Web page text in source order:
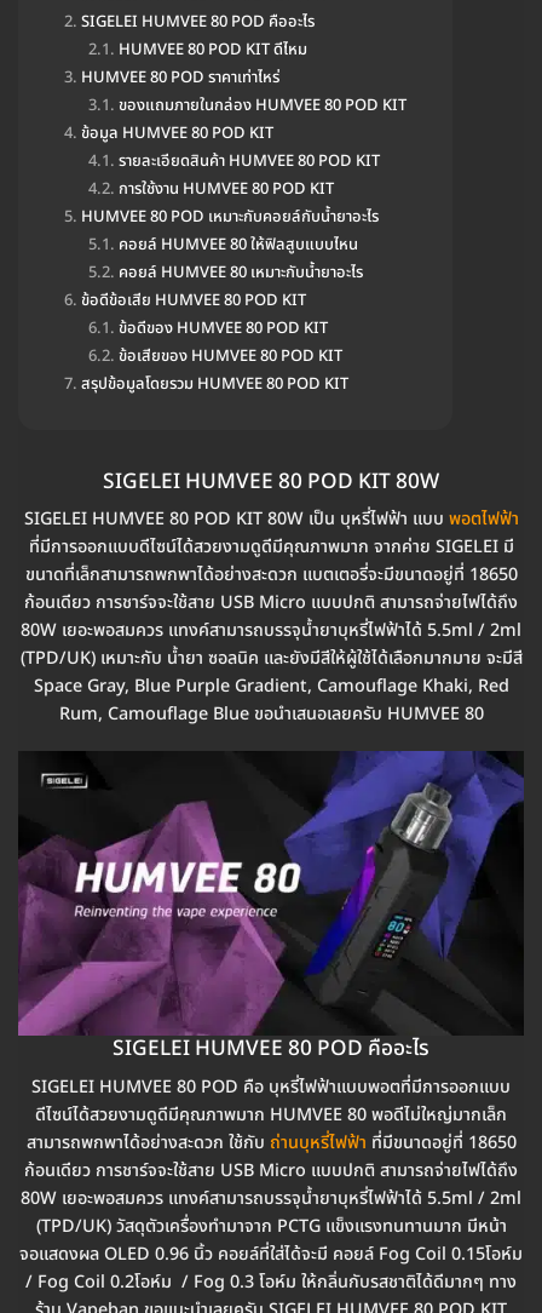
SIGELEI HUMVEE 80 POD คืออะไร
HUMVEE 80 POD KIT ดีไหม
HUMVEE 80 POD ราคาเท่าไหร่
ของแถมภายในกล่อง HUMVEE 80 POD KIT
ข้อมูล HUMVEE 80 POD KIT
รายละเอียดสินค้า HUMVEE 80 POD KIT
การใช้งาน HUMVEE 80 POD KIT
HUMVEE 80 POD เหมาะกับคอยล์กับน้ำยาอะไร
คอยล์ HUMVEE 80 ให้ฟิลสูบแบบไหน
คอยล์ HUMVEE 80 เหมาะกับน้ำยาอะไร
ข้อดีข้อเสีย HUMVEE 80 POD KIT
ข้อดีของ HUMVEE 80 POD KIT
ข้อเสียของ HUMVEE 80 POD KIT
สรุปข้อมูลโดยรวม HUMVEE 80 POD KIT
SIGELEI HUMVEE 80 POD KIT 80W
SIGELEI HUMVEE 80 POD KIT 80W เป็น บุหรี่ไฟฟ้า แบบ พอตไฟฟ้า
ที่มีการออกแบบดีไซน์ได้สวยงามดูดีมีคุณภาพมาก จากค่าย SIGELEI มี
ขนาดที่เล็กสามารถพกพาได้อย่างสะดวก แบตเตอรี่จะมีขนาดอยู่ที่ 18650
ก้อนเดียว การชาร์จจะใช้สาย USB Micro แบบปกติ สามารถจ่ายไฟได้ถึง
80W เยอะพอสมควร แทงค์สามารถบรรจุน้ำยาบุหรี่ไฟฟ้าได้ 5.5ml / 2ml
(TPD/UK) เหมาะกับ น้ำยา ซอลนิค และยังมีสีให้ผู้ใช้ได้เลือกมากมาย จะมีสี
Space Gray, Blue Purple Gradient, Camouflage Khaki, Red
Rum, Camouflage Blue ขอนำเสนอเลยครับ HUMVEE 80
SIGELEI HUMVEE 80 POD คืออะไร
SIGELEI HUMVEE 80 POD คือ บุหรี่ไฟฟ้าแบบพอตที่มีการออกแบบ
ดีไซน์ได้สวยงามดูดีมีคุณภาพมาก HUMVEE 80 พอดีไม่ใหญ่มากเล็ก
สามารถพกพาได้อย่างสะดวก ใช้กับ ถ่านบุหรี่ไฟฟ้า ที่มีขนาดอยู่ที่ 18650
ก้อนเดียว การชาร์จจะใช้สาย USB Micro แบบปกติ สามารถจ่ายไฟได้ถึง
80W เยอะพอสมควร แทงค์สามารถบรรจุน้ำยาบุหรี่ไฟฟ้าได้ 5.5ml / 2ml
(TPD/UK) วัสดุตัวเครื่องทำมาจาก PCTG แข็งแรงทนทานมาก มีหน้า
จอแสดงผล OLED 0.96 นิ้ว คอยล์ที่ใส่ได้จะมี คอยล์ Fog Coil 0.15โอห์ม
/ Fog Coil 0.2โอห์ม / Fog 0.3 โอห์ม ให้กลิ่นกับรสชาติได้ดีมากๆ ทาง